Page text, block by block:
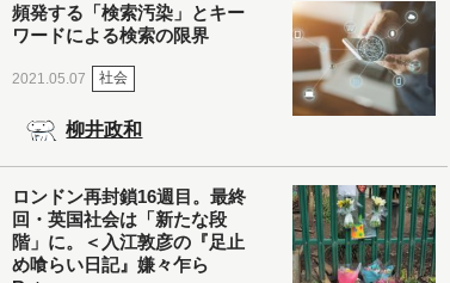
頻発する「検索汚染」とキー
ワードによる検索の限界
2021.05.07 社会
柳井政和
ロンドン再封鎖16週目。最終
回・英国社会は「新たな段
階」に。＜入江敦彦の『足止
め喰らい日記』嫌々乍ら